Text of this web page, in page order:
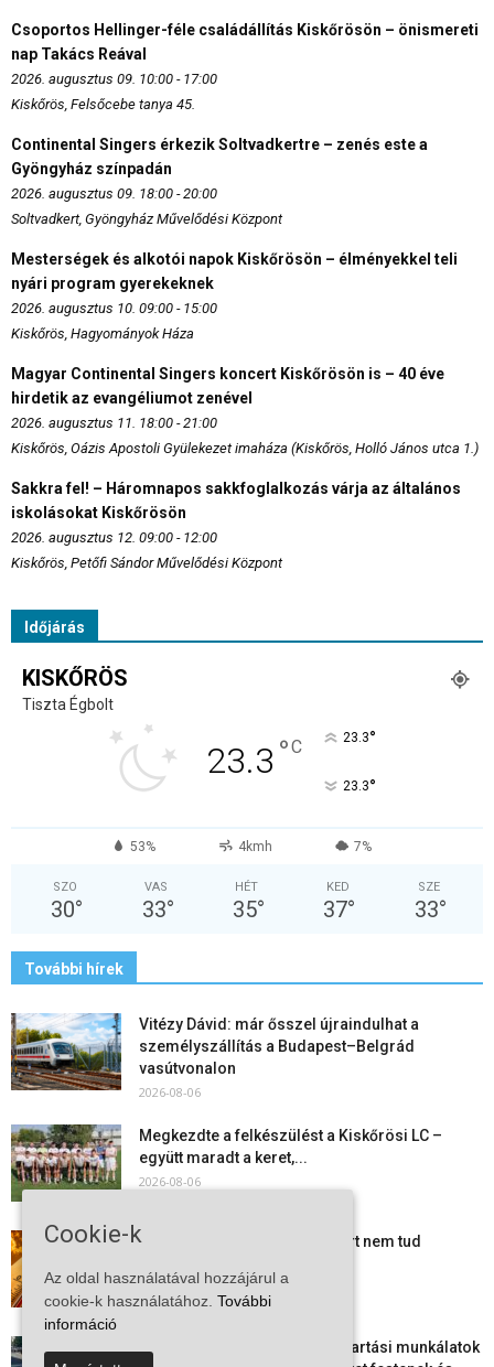
Csoportos Hellinger-féle családállítás Kiskőrösön – önismereti
nap Takács Reával
2026. augusztus 09. 10:00 - 17:00
Kiskőrös, Felsőcebe tanya 45.
Continental Singers érkezik Soltvadkertre – zenés este a
Gyöngyház színpadán
2026. augusztus 09. 18:00 - 20:00
Soltvadkert, Gyöngyház Művelődési Központ
Mesterségek és alkotói napok Kiskőrösön – élményekkel teli
nyári program gyerekeknek
2026. augusztus 10. 09:00 - 15:00
Kiskőrös, Hagyományok Háza
Magyar Continental Singers koncert Kiskőrösön is – 40 éve
hirdetik az evangéliumot zenével
2026. augusztus 11. 18:00 - 21:00
Kiskőrös, Oázis Apostoli Gyülekezet imaháza (Kiskőrös, Holló János utca 1.)
Sakkra fel! – Háromnapos sakkfoglalkozás várja az általános
iskolásokat Kiskőrösön
2026. augusztus 12. 09:00 - 12:00
Kiskőrös, Petőfi Sándor Művelődési Központ
Időjárás
KISKŐRÖS
Tiszta Égbolt
23.3 °C 23.3°
23.3°
53% 4kmh 7%
SZO
30°
VAS
33°
HÉT
35°
KED
37°
SZE
33°
További hírek
Vitézy Dávid: már ősszel újraindulhat a
személyszállítás a Budapest–Belgrád
vasútvonalon
2026-08-06
Megkezdte a felkészülést a Kiskőrösi LC –
együtt maradt a keret,...
2026-08-06
Mi történik Európa felett? Ezért nem tud
2026-08-05
Folyamatosak a nyári karbantartási munkálatok
Cookie-k
Az oldal használatával hozzájárul a
cookie-k használatához. További
információ